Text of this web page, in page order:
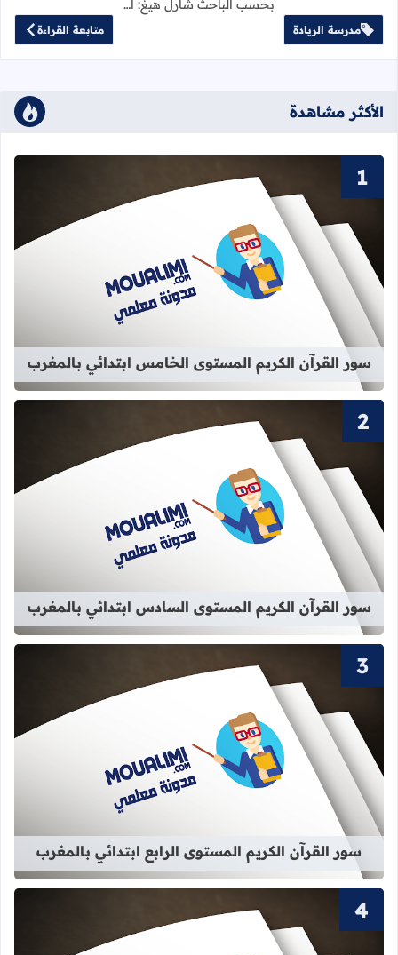
بحسب الباحث شارل هيغ: أ…
مدرسة الريادة متابعة القراءة
الأكثر مشاهدة
قراءة المزيد عن سور القرآن
سور القرآن الكريم المستوى الخامس ابتدائي بالمغرب
قراءة المزيد عن سور القرآن
سور القرآن الكريم المستوى السادس ابتدائي بالمغرب
قراءة المزيد عن سور القرآن الكريم
سور القرآن الكريم المستوى الرابع ابتدائي بالمغرب